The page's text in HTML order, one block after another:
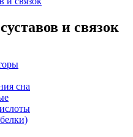
и связок
сна